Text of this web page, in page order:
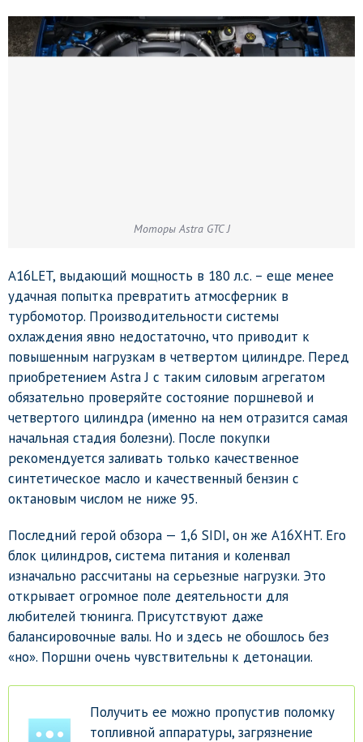
Моторы Astra GTC J
A16LET, выдающий мощность в 180 л.с. – еще менее
удачная попытка превратить атмосферник в
турбомотор. Производительности системы
охлаждения явно недостаточно, что приводит к
повышенным нагрузкам в четвертом цилиндре. Перед
приобретением Astra J с таким силовым агрегатом
обязательно проверяйте состояние поршневой и
четвертого цилиндра (именно на нем отразится самая
начальная стадия болезни). После покупки
рекомендуется заливать только качественное
синтетическое масло и качественный бензин с
октановым числом не ниже 95.
Последний герой обзора — 1,6 SIDI, он же A16XHT. Его
блок цилиндров, система питания и коленвал
изначально рассчитаны на серьезные нагрузки. Это
открывает огромное поле деятельности для
любителей тюнинга. Присутствуют даже
балансировочные валы. Но и здесь не обошлось без
«но». Поршни очень чувствительны к детонации.
Получить ее можно пропустив поломку
топливной аппаратуры, загрязнение